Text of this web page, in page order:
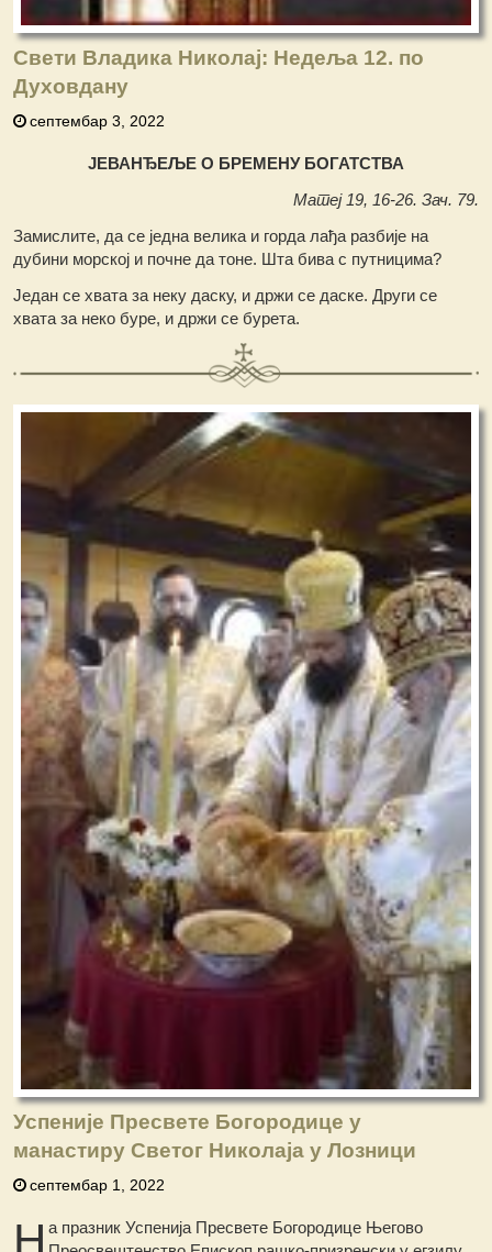
Свети Владика Николај: Недеља 12. по
Духовдану
септембар 3, 2022
ЈЕВАНЂЕЉЕ О БРЕМЕНУ БОГАТСТВА
Матеј 19, 16-26. Зач. 79.
Замислите, да се једна велика и горда лађа разбије на
дубини морској и почне да тоне. Шта бива с путницима?
Један се хвата за неку даску, и држи се даске. Други се
хвата за неко буре, и држи се бурета.
Успеније Пресвете Богородице у
манастиру Светог Николаја у Лозници
септембар 1, 2022
Н а празник Успенија Пресвете Богородице Његово